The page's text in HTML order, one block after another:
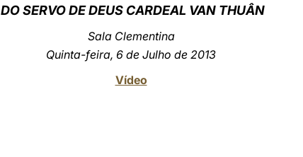
DO SERVO DE DEUS CARDEAL VAN THUÂN
Sala Clementina
Quinta-feira, 6 de Julho de 2013
Vídeo